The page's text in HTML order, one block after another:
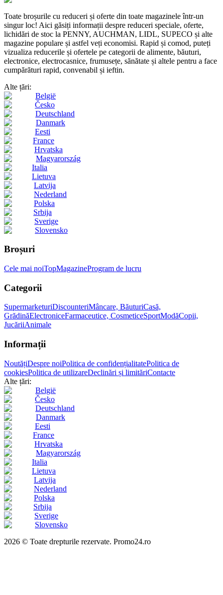
Toate broșurile cu reduceri și oferte din toate magazinele într-un
singur loc! Aici găsiți informații despre reduceri speciale, oferte,
lichidări de stoc la PENNY, AUCHMAN, LIDL, SUPECO și alte
magazine populare și astfel veți economisi. Rapid și comod, puteți
vizualiza reducerile și ofertele pe categorii de alimente, băuturi,
electronice, electrocasnice, frumusețe, sănătate și altele pentru a face
cumpărături rapid, convenabil și ieftin.
Alte țări:
België
Česko
Deutschland
Danmark
Eesti
France
Hrvatska
Magyarország
Italia
Lietuva
Latvija
Nederland
Polska
Srbija
Sverige
Slovensko
Broșuri
Cele mai noiTopMagazineProgram de lucru
Categorii
SupermarketuriDiscounteriMâncare, BăuturiCasă,
GrădinăElectroniceFarmaceutice, CosmeticeSportModăCopii,
JucăriiAnimale
Informații
NoutățiDespre noiPolitica de confidențialitatePolitica de
cookiesPolitica de utilizareDeclinări și limităriContacte
Alte țări:
België
Česko
Deutschland
Danmark
Eesti
France
Hrvatska
Magyarország
Italia
Lietuva
Latvija
Nederland
Polska
Srbija
Sverige
Slovensko
2026 © Toate drepturile rezervate. Promo24.ro